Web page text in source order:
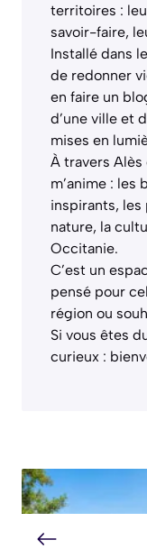
territoires :
savoir-faire,
Installé dans
de redonner
en faire un
d’une ville et
mises en
À travers Alès
m’anime : les
inspirants, les
nature, la
Occitanie.
C’est un
pensé pour
région ou
Si vous êtes
curieux :